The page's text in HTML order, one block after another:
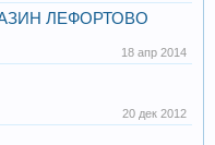
ЛЕФОРТОВО
18 апр 2014
20 дек 2012